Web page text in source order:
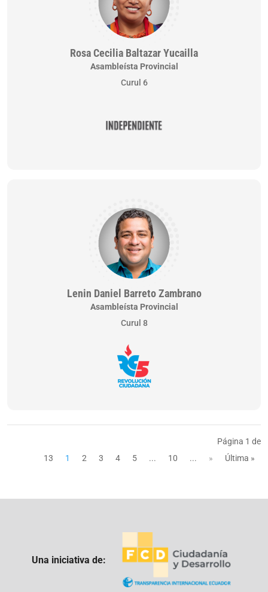
Rosa Cecilia Baltazar Yucailla
Asambleísta Provincial
Curul 6
Lenin Daniel Barreto Zambrano
Asambleísta Provincial
Curul 8
Página 1 de
13
1 2 3 4 5 ... 10 ... » Última »
Una iniciativa de: